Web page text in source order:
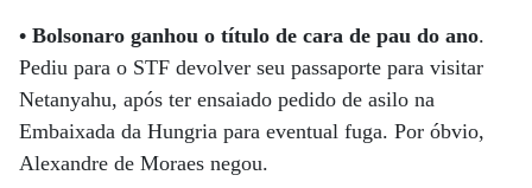
• Bolsonaro ganhou o título de cara de pau do ano.
Pediu para o STF devolver seu passaporte para visitar
Netanyahu, após ter ensaiado pedido de asilo na
Embaixada da Hungria para eventual fuga. Por óbvio,
Alexandre de Moraes negou.